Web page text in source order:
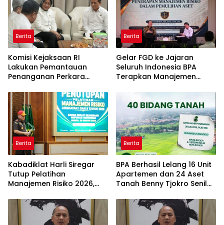
Berita
Komisi Kejaksaan RI
Lakukan Pemantauan
Penanganan Perkara
yang Melibatkan Mantan
Jampidsus, FA di
Kejaksaan Agung
Berita
Gelar FGD ke Jajaran
Seluruh Indonesia BPA
Terapkan Manajemen
Terintegrasi dan
Pemanfaatan AI
Berita
Kabadiklat Harli Siregar
Tutup Pelatihan
Manajemen Risiko 2026,
Agen Perubahan di Seluruh
Satker Kejaksaan
Berita
BPA Berhasil Lelang 16 Unit
Apartemen dan 24 Aset
Tanah Benny Tjokro Senilai